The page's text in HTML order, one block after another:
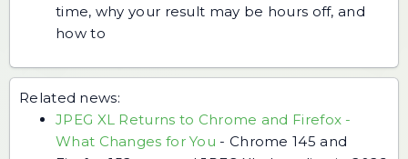
time, why your result may be hours off, and
how to
Related news:
JPEG XL Returns to Chrome and Firefox -
What Changes for You - Chrome 145 and